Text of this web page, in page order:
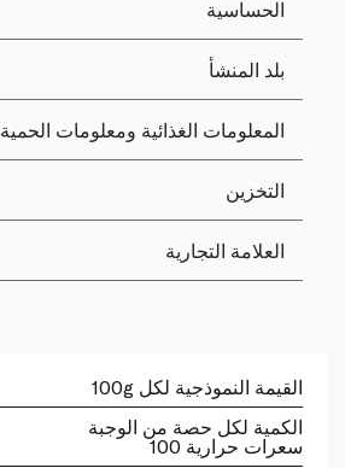
الحساسية
بلد المنشأ
المعلومات الغذائية ومعلومات الحمية
التخزين
العلامة التجارية
القيمة النموذجية لكل 100g
الكمية لكل حصة من الوجبة
سعرات حرارية 100